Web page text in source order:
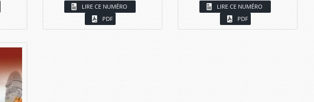
LIRE CE NUMÉRO
PDF
LIRE CE NUMÉRO
PDF